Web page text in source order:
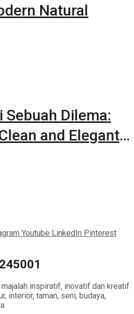
Natural
Sebuah Dilema:
and Elegant
Youtube LinkedIn Pinterest
inspiratif, inovatif dan kreatif
interior, taman, seni, budaya,